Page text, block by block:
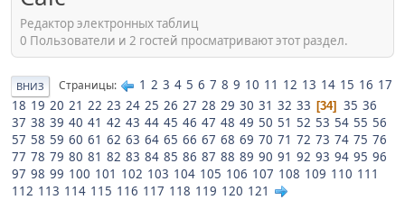
Редактор электронных таблиц
0 Пользователи и 2 гостей просматривают этот раздел.
ВНИЗ Страницы 1 2 3 4 5 6 7 8 9 10 11 12 13 14 15 16 17
18 19 20 21 22 23 24 25 26 27 28 29 30 31 32 33 34 35 36
37 38 39 40 41 42 43 44 45 46 47 48 49 50 51 52 53 54 55 56
57 58 59 60 61 62 63 64 65 66 67 68 69 70 71 72 73 74 75 76
77 78 79 80 81 82 83 84 85 86 87 88 89 90 91 92 93 94 95 96
97 98 99 100 101 102 103 104 105 106 107 108 109 110 111
112 113 114 115 116 117 118 119 120 121